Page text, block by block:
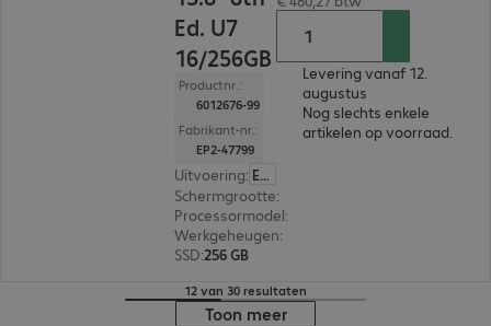
Ed. U7
16/256GB
Productnr.:
6012676-99
Fabrikant-nr.:
EP2-47799
Uitvoering: Europa
Schermgrootte:
Processormodel:
Werkgeheugen:
SSD:256 GB
Levering vanaf 12.
augustus
Nog slechts enkele
artikelen op voorraad.
12 van 30 resultaten
Toon meer